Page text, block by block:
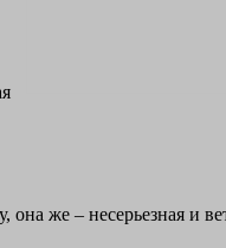
же – несерьезная и